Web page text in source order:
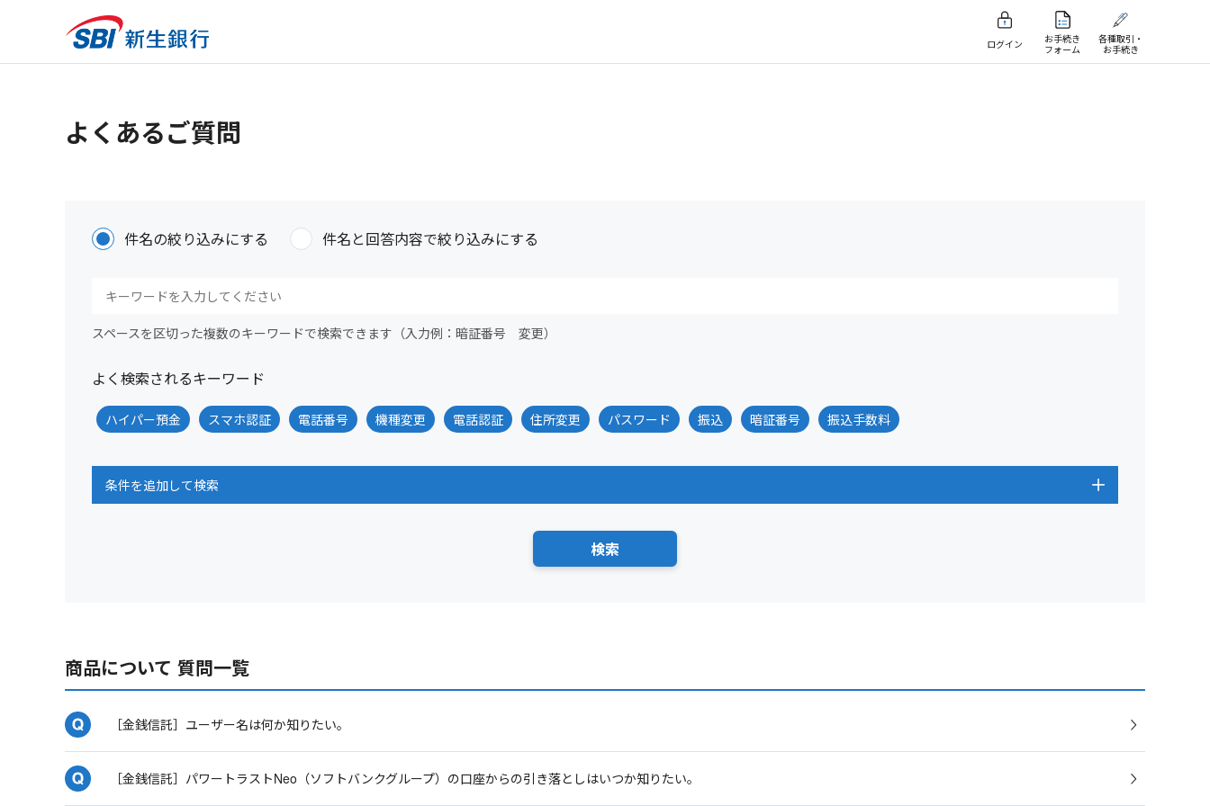
ログイン
お手続き
フォーム
各種取引・
お手続き
よくあるご質問
件名の絞り込みにする 件名と回答内容で絞り込みにする
スペースを区切った複数のキーワードで検索できます（入力例：暗証番号 変更）
よく検索されるキーワード
ハイパー預金 スマホ認証 電話番号 機種変更 電話認証 住所変更 パスワード 振込 暗証番号 振込手数料
条件を追加して検索
商品について 質問一覧
［金銭信託］ユーザー名は何か知りたい。
［金銭信託］パワートラストNeo（ソフトバンクグループ）の口座からの引き落としはいつか知りたい。